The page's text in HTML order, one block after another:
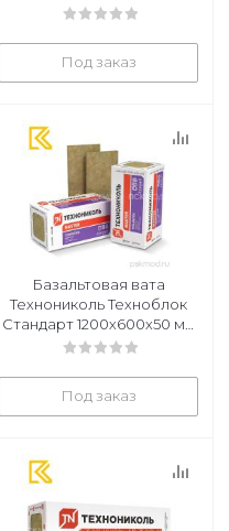
плит в уп
Под заказ
Базальтовая вата
Технониколь Техноблок
Стандарт 1200х600х50 мм
12 плит в упак
Под заказ